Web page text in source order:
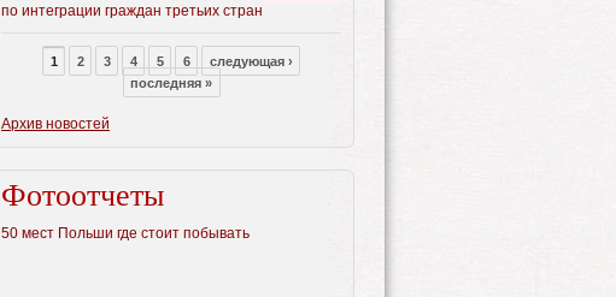
по интеграции граждан третьих стран
1 2 3 4 5 6
следующая ›
последняя »
Архив новостей
Фотоотчеты
50 мест Польши где стоит побывать